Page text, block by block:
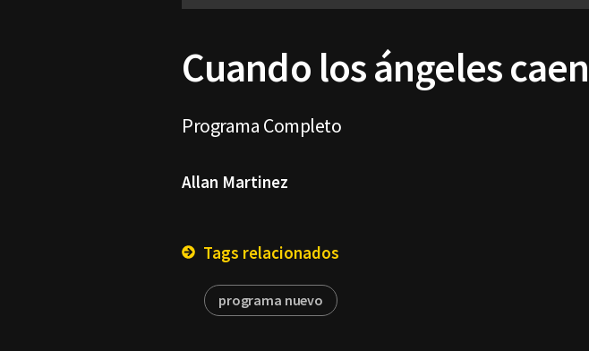
Cuando los ángeles
Programa Completo
Allan Martinez
Tags relacionados
programa nuevo